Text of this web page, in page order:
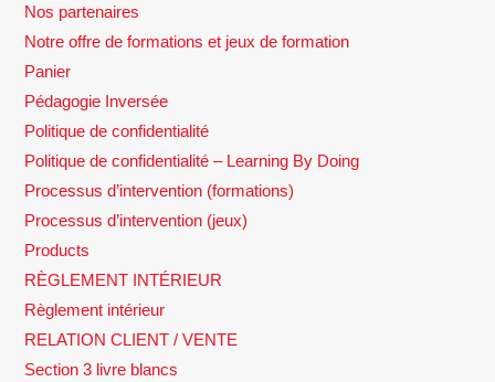
Nos partenaires
Notre offre de formations et jeux de formation
Panier
Pédagogie Inversée
Politique de confidentialité
Politique de confidentialité – Learning By Doing
Processus d’intervention (formations)
Processus d’intervention (jeux)
Products
RÈGLEMENT INTÉRIEUR
Règlement intérieur
RELATION CLIENT / VENTE
Section 3 livre blancs